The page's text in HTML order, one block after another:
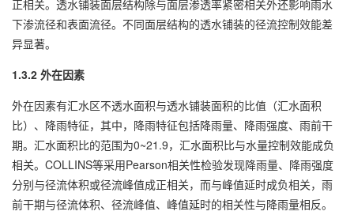
正相关。透水铺装面层结构除与面层渗透率紧密相关外还影响雨水
下渗流径和表面流径。不同面层结构的透水铺装的径流控制效能差
异显著。
1.3.2 外在因素
外在因素有汇水区不透水面积与透水铺装面积的比值（汇水面积
比）、降雨特征，其中，降雨特征包括降雨量、降雨强度、雨前干
期。汇水面积比的范围为0~21.9，汇水面积比与水量控制效能成负
相关。COLLINS等采用Pearson相关性检验发现降雨量、降雨强度
分别与径流体积或径流峰值成正相关，而与峰值延时成负相关，雨
前干期与径流体积、径流峰值、峰值延时的相关性与降雨量相反。